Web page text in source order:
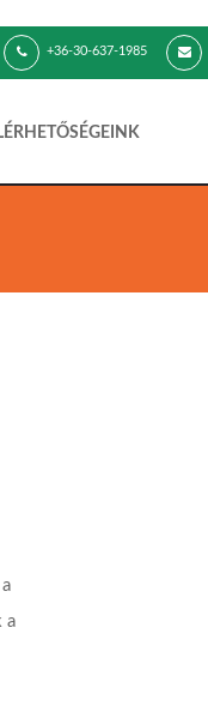
+36-30-637-1985
a